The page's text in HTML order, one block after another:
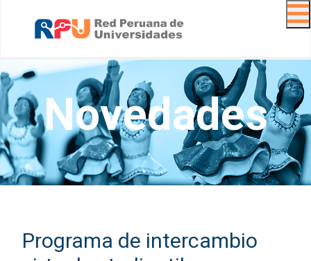
Novedades
Programa de intercambio